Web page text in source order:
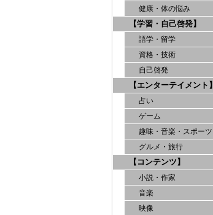
健康・体の悩み
【学習・自己啓発】
語学・留学
資格・技術
自己啓発
【エンターテイメント】
占い
ゲーム
趣味・音楽・スポーツ
グルメ・旅行
【コンテンツ】
小説・作家
音楽
映像